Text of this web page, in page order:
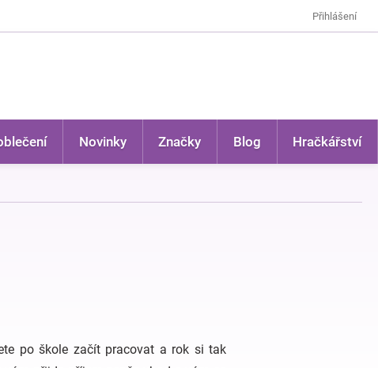
Přihlášení
Novinky Značky Blog Hračkářství
po škole začít pracovat a rok si tak